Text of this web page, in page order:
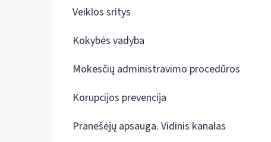
Veiklos sritys
Kokybės vadyba
Mokesčių administravimo procedūros
Korupcijos prevencija
Pranešėjų apsauga. Vidinis kanalas